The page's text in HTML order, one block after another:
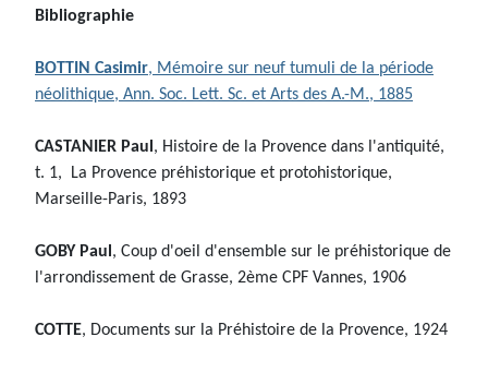
Bibliographie
BOTTIN Casimir, Mémoire sur neuf tumuli de la période
néolithique, Ann. Soc. Lett. Sc. et Arts des A.-M., 1885
CASTANIER Paul , Histoire de la Provence dans l'antiquité,
t. 1, La Provence préhistorique et protohistorique,
Marseille-Paris, 1893
GOBY Paul , Coup d'oeil d'ensemble sur le préhistorique de
l'arrondissement de Grasse, 2ème CPF Vannes, 1906
COTTE, Documents sur la Préhistoire de la Provence, 1924